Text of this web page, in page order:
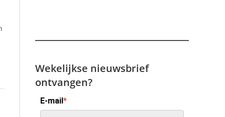
Wekelijkse nieuwsbrief
ontvangen?